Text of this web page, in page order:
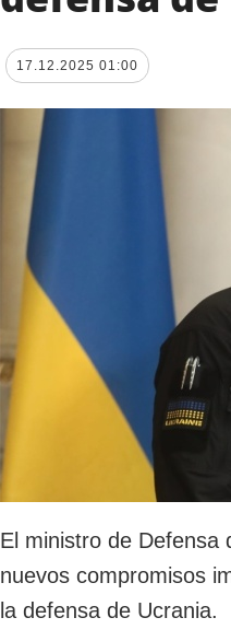
17.12.2025 01:00
El ministro de Defensa
nuevos compromisos
la defensa de Ucrania.